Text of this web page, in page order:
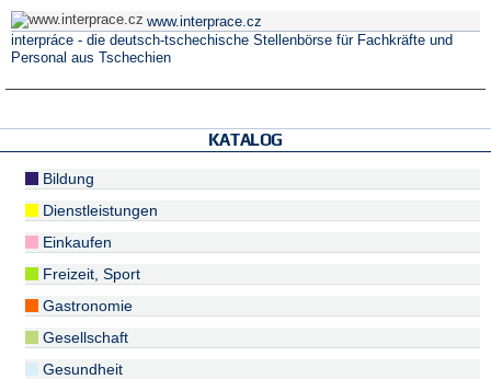
www.interprace.cz
interpráce - die deutsch-tschechische Stellenbörse für Fachkräfte und
Personal aus Tschechien
KATALOG
Bildung
Dienstleistungen
Einkaufen
Freizeit, Sport
Gastronomie
Gesellschaft
Gesundheit